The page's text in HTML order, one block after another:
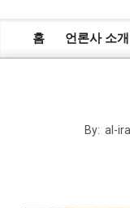
Primary
홈 언론사 소개
By: al-